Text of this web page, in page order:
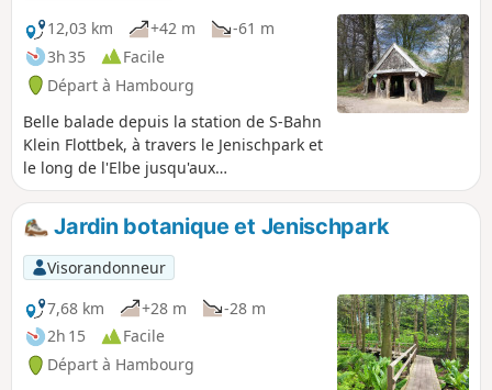
12,03 km
+42 m
-61 m
3h 35
Facile
Départ à Hambourg
Belle balade depuis la station de S-Bahn
Klein Flottbek, à travers le Jenischpark et
le long de l'Elbe jusqu'aux
Landungsbrücken de St. Pauli. Parmi les
points forts du parcours, on trouve la
plage de l'Elbe, le port-musée de
Neumühlen, le marché aux poissons et
le bateau-musée Rickmer Rickmers.
Jardin botanique et Jenischpark
Visorandonneur
7,68 km
+28 m
-28 m
2h 15
Facile
Départ à Hambourg